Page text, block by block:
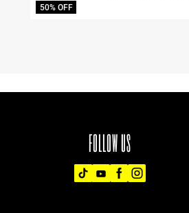
50% OFF
FOLLOW US